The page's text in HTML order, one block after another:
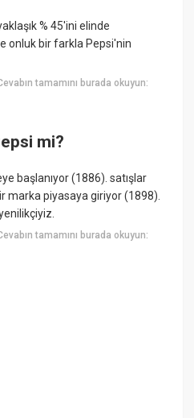
% 45'ini elinde
onluk bir farkla Pepsi'nin
tamamını burada okuyun:
mi?
başlanıyor (1886). satışlar
marka piyasaya giriyor (1898).
tamamını burada okuyun: